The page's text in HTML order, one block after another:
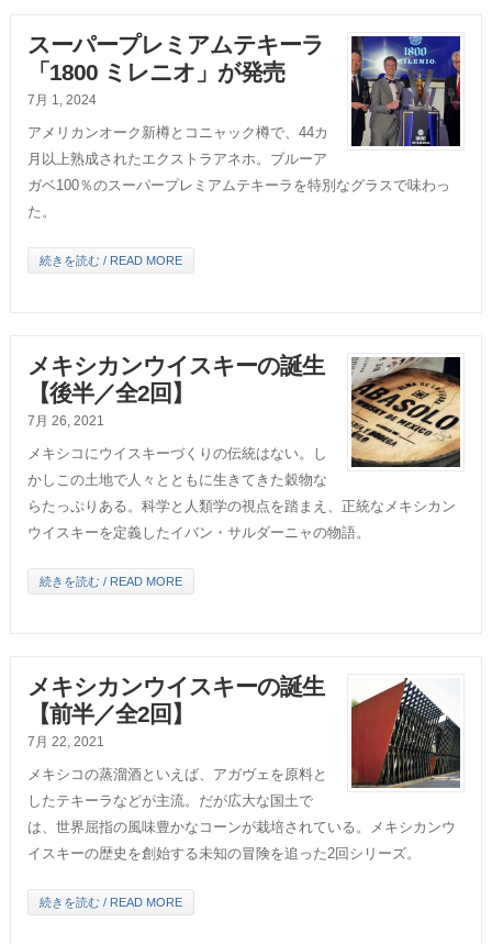
スーパープレミアムテキーラ
「1800 ミレニオ」が発売
7月 1, 2024
アメリカンオーク新樽とコニャック樽で、44カ
月以上熟成されたエクストラアネホ。ブルーア
ガベ100％のスーパープレミアムテキーラを特別なグラスで味わっ
た。
続きを読む / READ MORE
メキシカンウイスキーの誕生
【後半／全2回】
7月 26, 2021
メキシコにウイスキーづくりの伝統はない。し
かしこの土地で人々とともに生きてきた穀物な
らたっぷりある。科学と人類学の視点を踏まえ、正統なメキシカン
ウイスキーを定義したイバン・サルダーニャの物語。
続きを読む / READ MORE
メキシカンウイスキーの誕生
【前半／全2回】
7月 22, 2021
メキシコの蒸溜酒といえば、アガヴェを原料と
したテキーラなどが主流。だが広大な国土で
は、世界屈指の風味豊かなコーンが栽培されている。メキシカンウ
イスキーの歴史を創始する未知の冒険を追った2回シリーズ。
続きを読む / READ MORE